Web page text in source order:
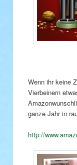
Wenn ihr keine
Vierbeinern
ganze Jahr in
http://